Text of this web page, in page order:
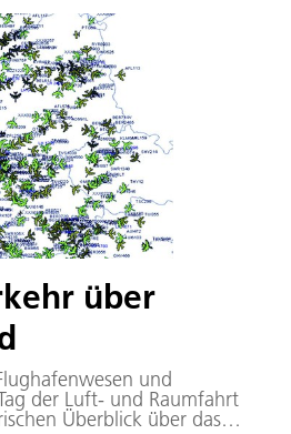
über
und
der Luft- und Raumfahrt
Überblick über das